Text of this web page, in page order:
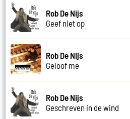
Rob De Nijs
Geef niet op
Rob De Nijs
Geloof me
Rob De Nijs
Geschreven in de wind